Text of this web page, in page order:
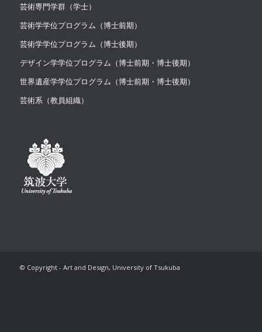
芸術専門学群（学士）
芸術学学位プログラム（博士前期）
芸術学学位プログラム（博士後期）
デザイン学学位プログラム（博士前期・博士後期）
世界遺産学学位プログラム（博士前期・博士後期）
芸術系（教員組織）
© Copyright - Art and Design, University of Tsukuba